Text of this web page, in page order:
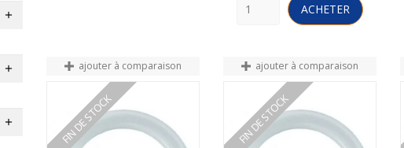



ACHETER
ajouter à comparaison
FIN DE STOCK
ajouter à comparaison
FIN DE STOCK